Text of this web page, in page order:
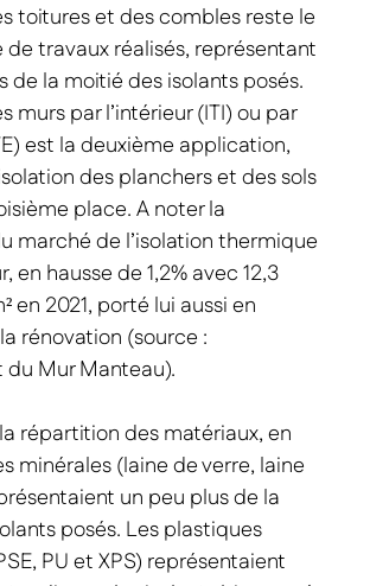
toitures et des combles reste le
travaux réalisés, représentant
de la moitié des isolants posés.
murs par l’intérieur (ITI) ou par
est la deuxième application,
des planchers et des sols
place. A noter la
marché de l’isolation thermique
en hausse de 1,2% avec 12,3
en 2021, porté lui aussi en
rénovation (source :
Mur Manteau).
répartition des matériaux, en
minérales (laine de verre, laine
un peu plus de la
posés. Les plastiques
PU et XPS) représentaient